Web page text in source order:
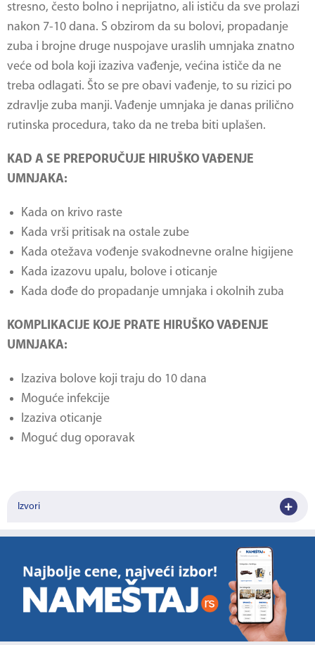
stresno, često bolno i neprijatno, ali ističu da sve prolazi
nakon 7-10 dana. S obzirom da su bolovi, propadanje
zuba i brojne druge nuspojave uraslih umnjaka znatno
veće od bola koji izaziva vađenje, većina ističe da ne
treba odlagati. Što se pre obavi vađenje, to su rizici po
zdravlje zuba manji. Vađenje umnjaka je danas prilično
rutinska procedura, tako da ne treba biti uplašen.
KAD A SE PREPORUČUJE HIRUŠKO VAĐENJE
UMNJAKA:
Kada on krivo raste
Kada vrši pritisak na ostale zube
Kada otežava vođenje svakodnevne oralne higijene
Kada izazovu upalu, bolove i oticanje
Kada dođe do propadanje umnjaka i okolnih zuba
KOMPLIKACIJE KOJE PRATE HIRUŠKO VAĐENJE
UMNJAKA:
Izaziva bolove koji traju do 10 dana
Moguće infekcije
Izaziva oticanje
Moguć dug oporavak
Izvori